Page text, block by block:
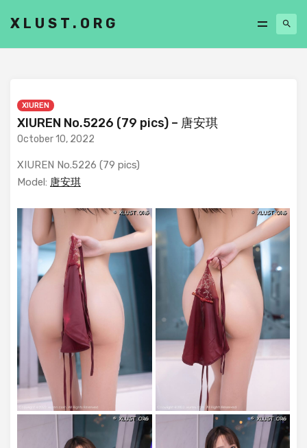
XLUST.ORG
XIUREN
XIUREN No.5226 (79 pics) – 唐安琪
October 10, 2022
XIUREN No.5226 (79 pics)
Model: 唐安琪